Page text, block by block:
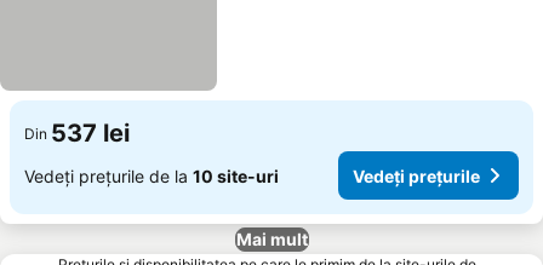
Din 537 lei
Vedeți prețurile de la 10 site-uri Vedeți prețurile
Mai mult